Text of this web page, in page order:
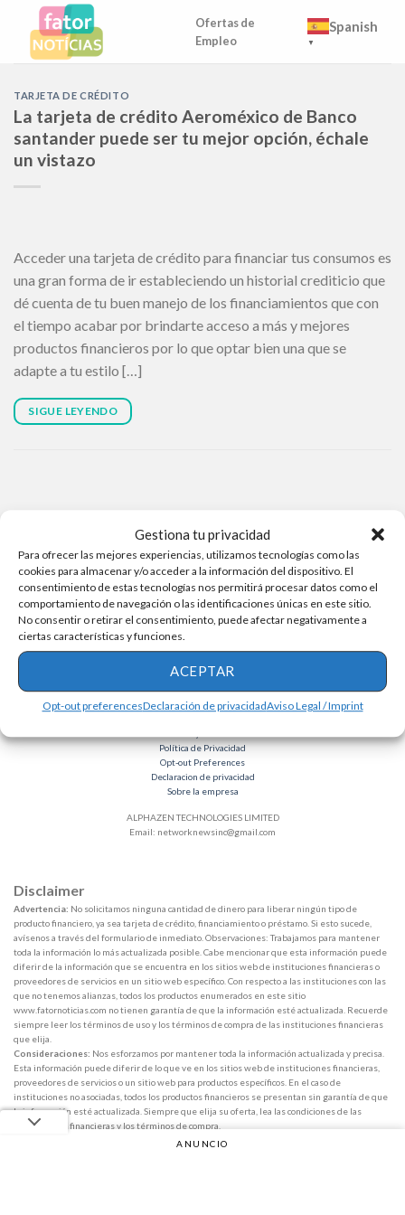
Gestiona tu privacidad
Para ofrecer las mejores experiencias, utilizamos tecnologías como las
cookies para almacenar y/o acceder a la información del dispositivo. El
consentimiento de estas tecnologías nos permitirá procesar datos como el
comportamiento de navegación o las identificaciones únicas en este sitio.
No consentir o retirar el consentimiento, puede afectar negativamente a
ciertas características y funciones.
ACEPTAR
Opt-out preferencesDeclaración de privacidadAviso Legal / Imprint
content
Ofertas de
Empleo
Spanish
▼
TARJETA DE CRÉDITO
La tarjeta de crédito Aeroméxico de Banco
santander puede ser tu mejor opción, échale
un vistazo
Acceder una tarjeta de crédito para financiar tus consumos es
una gran forma de ir estableciendo un historial crediticio que
dé cuenta de tu buen manejo de los financiamientos que con
el tiempo acabar por brindarte acceso a más y mejores
productos financieros por lo que optar bien una que se
adapte a tu estilo […]
SIGUE LEYENDO
Política de Privacidad
Opt-out Preferences
Declaracion de privacidad
Sobre la empresa
ALPHAZEN TECHNOLOGIES LIMITED
Email: networknewsinc@gmail.com
Disclaimer
Advertencia: No solicitamos ninguna cantidad de dinero para liberar ningún tipo de
producto financiero, ya sea tarjeta de crédito, financiamiento o préstamo. Si esto sucede,
avísenos a través del formulario de inmediato. Observaciones: Trabajamos para mantener
toda la información lo más actualizada posible. Cabe mencionar que esta información puede
diferir de la información que se encuentra en los sitios web de instituciones financieras o
proveedores de servicios en un sitio web específico. Con respecto a las instituciones con las
que no tenemos alianzas, todos los productos enumerados en este sitio
www.fatornoticias.com no tienen garantía de que la información esté actualizada. Recuerde
siempre leer los términos de uso y los términos de compra de las instituciones financieras
que elija.
Consideraciones: Nos esforzamos por mantener toda la información actualizada y precisa.
Esta información puede diferir de lo que ve en los sitios web de instituciones financieras,
proveedores de servicios o un sitio web para productos específicos. En el caso de
instituciones no asociadas, todos los productos financieros se presentan sin garantía de que
la información esté actualizada. Siempre que elija su oferta, lea las condiciones de las
instituciones financieras y los términos de compra.
ANUNCIO